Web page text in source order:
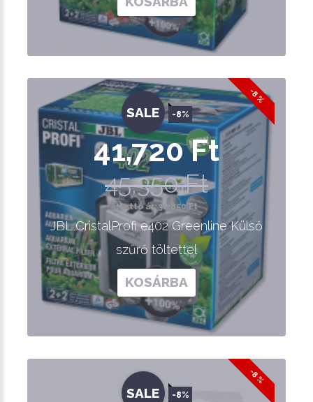
-8 %
SALE -8%
41,720 Ft
45,350 Ft
Nettó ár: 32,850 Ft
JBL CristalProfi e402 Greenline Külső
szűrő töltettel
KOSÁRBA
-8 %
SALE -8%